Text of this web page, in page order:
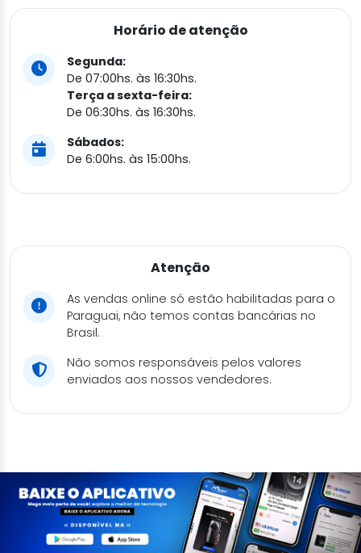
Horário de atenção
Segunda:
De 07:00hs. às 16:30hs.
Terça a sexta-feira:
De 06:30hs. às 16:30hs.
Sábados:
De 6:00hs. às 15:00hs.
Atenção
As vendas online só estão habilitadas para o
Paraguai, não temos contas bancárias no
Brasil.
Não somos responsáveis pelos valores
enviados aos nossos vendedores.